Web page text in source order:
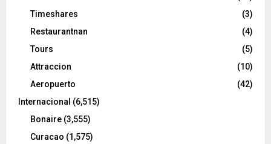
Timeshares
(3)
Restaurantnan
(4)
Tours
(5)
Attraccion
(10)
Aeropuerto
(42)
Internacional (6,515)
Bonaire (3,555)
Curacao (1,575)